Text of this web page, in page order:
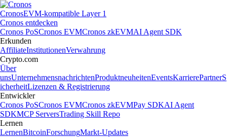
CronosEVM-kompatible Layer 1
Cronos entdecken
Cronos PoSCronos EVMCronos zkEVMAI Agent SDK
Erkunden
AffiliateInstitutionenVerwahrung
Crypto.com
Über
unsUnternehmensnachrichtenProduktneuheitenEventsKarrierePartnerS
icherheitLizenzen & Registrierung
Entwickler
Cronos PoSCronos EVMCronos zkEVMPay SDKAI Agent
SDKMCP ServersTrading Skill Repo
Lernen
LernenBitcoinForschungMarkt-Updates